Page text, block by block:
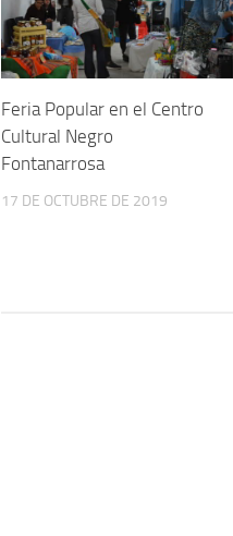
Feria Popular en el Centro
Cultural Negro
Fontanarrosa
17 DE OCTUBRE DE 2019